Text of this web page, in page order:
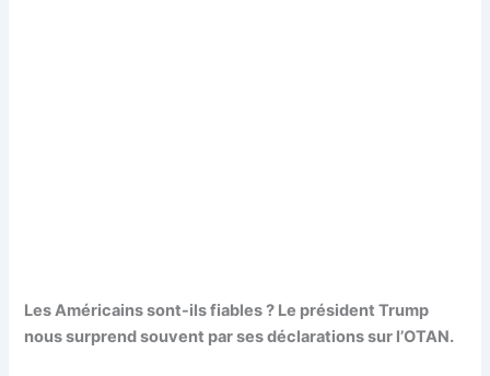
Les Américains sont-ils fiables ? Le président Trump
nous surprend souvent par ses déclarations sur l’OTAN.